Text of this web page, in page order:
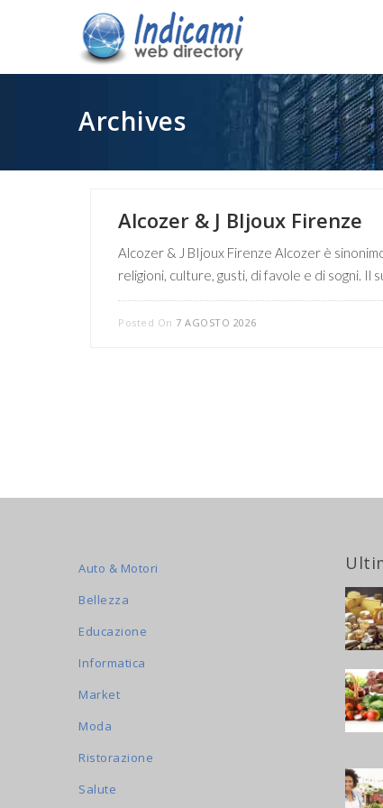
Archives
Alcozer & J BIjoux Firenze
Alcozer & J BIjoux Firenze Alcozer è
religioni, culture, gusti, di favole e di sogni.
Posted On 7 AGOSTO 2026
Auto & Motori
Bellezza
Educazione
Informatica
Market
Moda
Ristorazione
Salute